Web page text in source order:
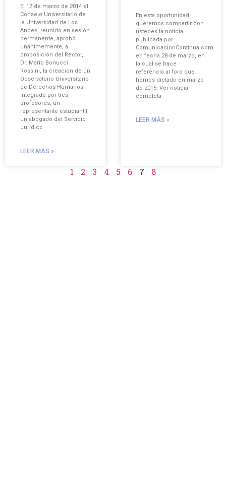
El 17 de marzo de 2014 el
Consejo Universitario de
la Universidad de Los
Andes, reunido en sesión
permanente, aprobó
unánimemente, a
proposición del Rector,
Dr. Mario Bonucci
Rossini, la creación de un
Observatorio Universitario
de Derechos Humanos
integrado por tres
profesores, un
representante estudiantil,
un abogado del Servicio
Jurídico
LEER MÁS »
En esta oportunidad
queremos compartir con
ustedes la noticia
publicada por
ComunicacionContinua.com
en fecha 28 de marzo, en
la cual se hace
referencia al foro que
hemos dictado en marzo
de 2015. Ver noticia
completa
LEER MÁS »
1 2 3 4 5 6 7 8